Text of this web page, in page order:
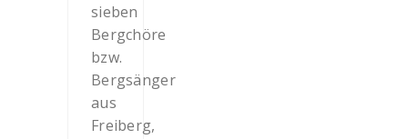
sieben
Bergchöre
bzw.
Bergsänger
aus
Freiberg,